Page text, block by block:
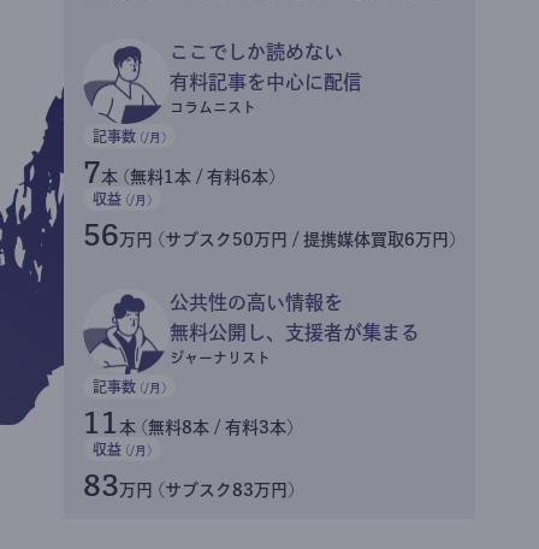
ここでしか読めない
有料記事を中心に配信
コラムニスト
記事数 (/月)
7本 (無料1本 / 有料6本)
収益 (/月)
56万円 (サブスク50万円 / 提携媒体買取6万円)
公共性の高い情報を
無料公開し、支援者が集まる
ジャーナリスト
記事数 (/月)
11 本 (無料8本 / 有料3本)
収益 (/月)
83万円 (サブスク83万円)